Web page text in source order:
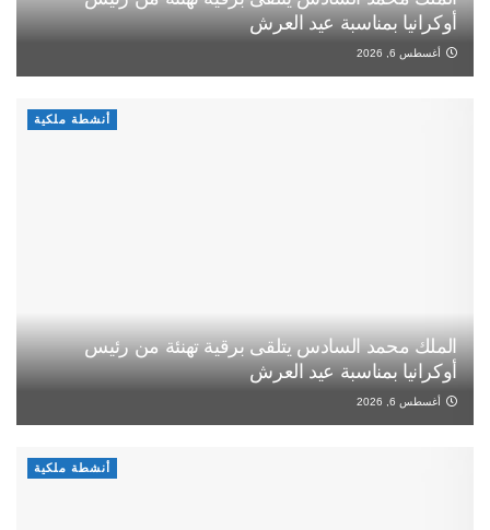
أوكرانيا بمناسبة عيد العرش
أغسطس 6, 2026
أنشطة ملكية
الملك محمد السادس يتلقى برقية تهنئة من رئيس
أوكرانيا بمناسبة عيد العرش
أغسطس 6, 2026
أنشطة ملكية